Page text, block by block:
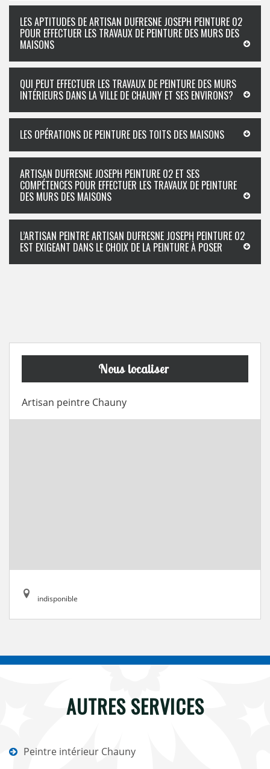
LES APTITUDES DE ARTISAN DUFRESNE JOSEPH PEINTURE 02
POUR EFFECTUER LES TRAVAUX DE PEINTURE DES MURS DES
MAISONS
QUI PEUT EFFECTUER LES TRAVAUX DE PEINTURE DES MURS
INTÉRIEURS DANS LA VILLE DE CHAUNY ET SES ENVIRONS?
LES OPÉRATIONS DE PEINTURE DES TOITS DES MAISONS
ARTISAN DUFRESNE JOSEPH PEINTURE 02 ET SES
COMPÉTENCES POUR EFFECTUER LES TRAVAUX DE PEINTURE
DES MURS DES MAISONS
L’ARTISAN PEINTRE ARTISAN DUFRESNE JOSEPH PEINTURE 02
EST EXIGEANT DANS LE CHOIX DE LA PEINTURE À POSER
Nous localiser
Artisan peintre Chauny
indisponible
AUTRES SERVICES
Peintre intérieur Chauny